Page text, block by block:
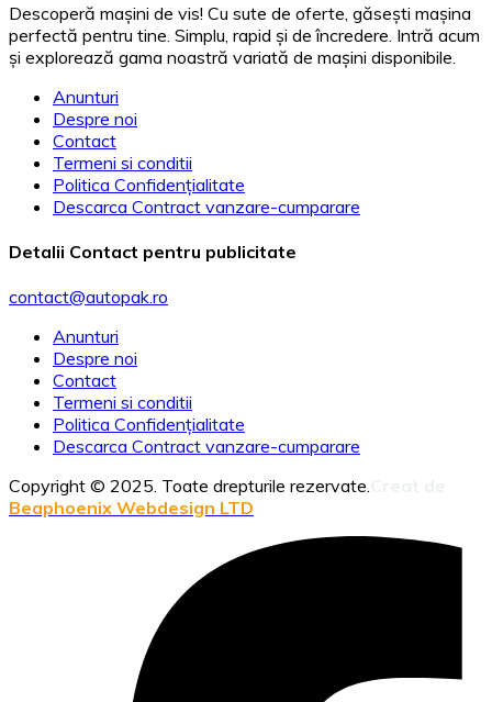
Descoperă mașini de vis! Cu sute de oferte, găsești mașina
perfectă pentru tine. Simplu, rapid și de încredere. Intră acum
și explorează gama noastră variată de mașini disponibile.
Anunturi
Despre noi
Contact
Termeni si conditii
Politica Confidențialitate
Descarca Contract vanzare-cumparare
Detalii Contact pentru publicitate
contact@autopak.ro
Anunturi
Despre noi
Contact
Termeni si conditii
Politica Confidențialitate
Descarca Contract vanzare-cumparare
Copyright © 2025. Toate drepturile rezervate.
Beaphoenix Webdesign LTD